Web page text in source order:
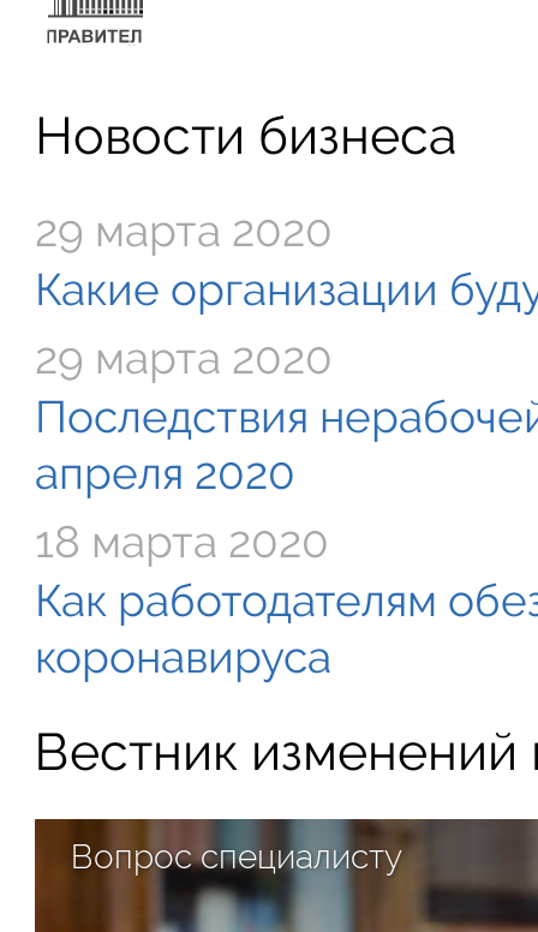
Новости бизнеса
29 марта 2020
Какие организации
29 марта 2020
Последствия
апреля 2020
18 марта 2020
Как работодателям
коронавируса
Вестник изменений
Вопрос специалисту